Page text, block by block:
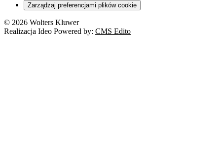
Zarządzaj preferencjami plików cookie
© 2026 Wolters Kluwer
Realizacja Ideo Powered by: CMS Edito